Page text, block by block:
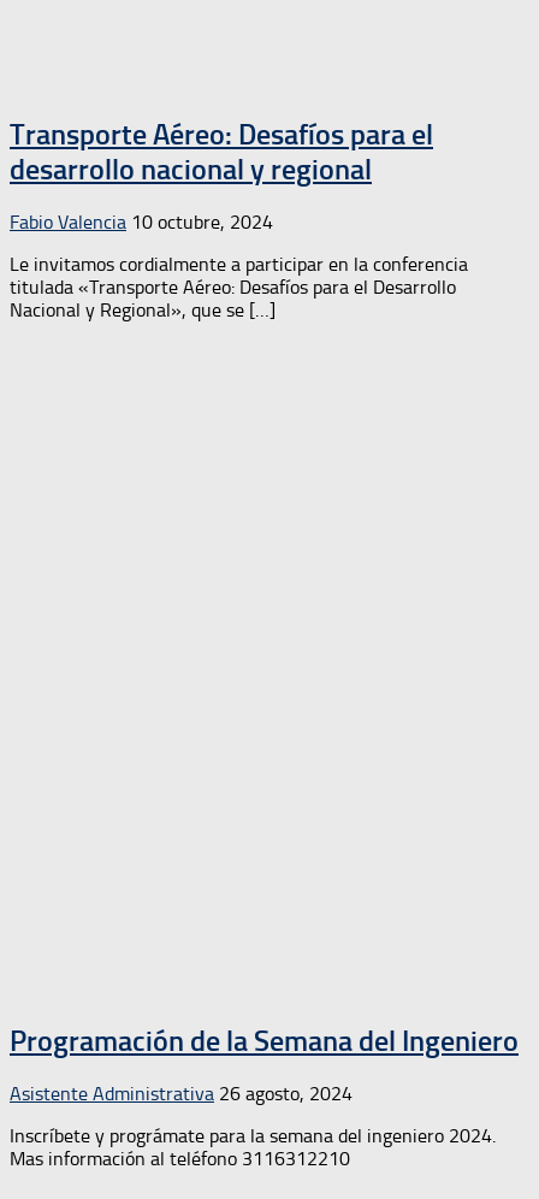
Transporte Aéreo: Desafíos para el
desarrollo nacional y regional
Fabio Valencia 10 octubre, 2024
Le invitamos cordialmente a participar en la conferencia
titulada «Transporte Aéreo: Desafíos para el Desarrollo
Nacional y Regional», que se […]
Programación de la Semana del Ingeniero
Asistente Administrativa 26 agosto, 2024
Inscríbete y prográmate para la semana del ingeniero 2024.
Mas información al teléfono 3116312210